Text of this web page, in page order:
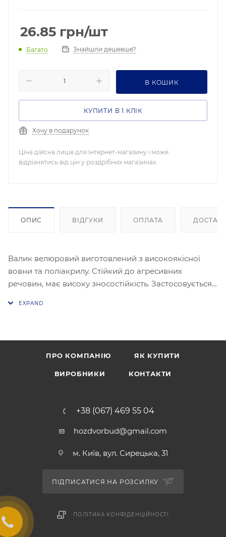
26.85 грн/шт
Багато Знайшли дешевше?
В КОШИК
КУПИТИ В 1 КЛІК
Хочу в подарунок
Ціна дійсна лише для інтернет-магазину і може
відрізнятись від цін у роздрібних магазинах.
ОПИС ВІДГУКИ ОПЛАТА
Валик велюровий виготовлений з високоякісної
вовни та поліакрилу. Стійкий до агресивних
речовин, має високу зносостійкість. Застосовується
високою продуктивністю, рівномірним, без вад і
слідів ворсу покриттям, дозволяє обробляти великі
ПРО КОМПАНІЮ ЯК КУПИТИ
ВИРОБНИКИ КОНТАКТИ
+38 (067) 469 55 04
hozdvorbud@gmail.com
м. Київ, вул. Сирецька, 31
ПІДПИСАТИСЯ НА РОЗСИЛКУ
ПОЛІТИКА КОНФІДЕНЦІЙНОСТІ